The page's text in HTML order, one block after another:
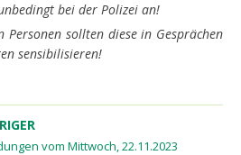
bei der Polizei an!
Personen sollten diese in Gesprächen
sensibilisieren!
vom Mittwoch, 22.11.2023